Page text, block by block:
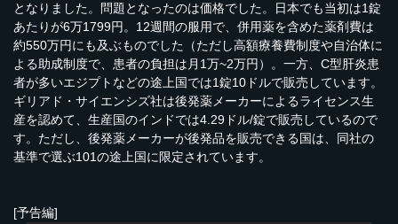
となりました。問題となったのは価格でした。日本でも当初は1錠
あたりが6万1799円。12週間の服用で、併用薬を含めた薬剤費は
約550万円にも及ぶものでした（ただし高額療養費制度や自治体に
よる助成制度で、患者の負担は月1万~2万円）。一方、C型肝炎患
者が多いエジプトなどの途上国では1錠10ドルで販売しています。
ギリアド・サイエンシズ社は後発薬メーカーによるライセンス生
産を認めて、生産国のインドでは4.29ドル/錠で販売しているので
す。ただし、後発薬メーカーが後発品を販売できる国は、同社の
基準で選ぶ101の途上国に限定されています。
[予告編]